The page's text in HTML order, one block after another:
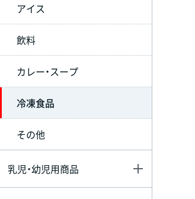
アイス
飲料
カレー・スープ
冷凍食品
その他
乳児・幼児用商品